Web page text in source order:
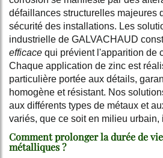
défaillances structurelles majeures
sécurité des installations. Les
industrielle de GALVACHAUD
efficace qui prévient l'apparition de
Chaque application de zinc est
particulière portée aux détails,
homogène et résistant. Nos
aux différents types de métaux et
variés, que ce soit en milieu urbain,
Comment prolonger la durée de
métalliques ?